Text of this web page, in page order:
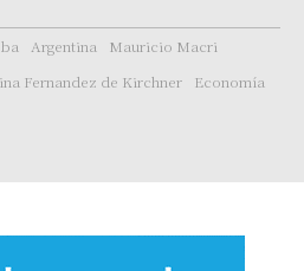
Argentina
Mauricio Macri
Fernandez de Kirchner
Economía